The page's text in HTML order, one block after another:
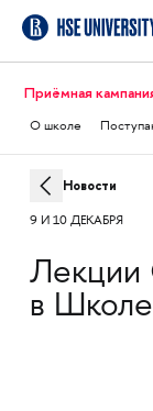
Приёмная
О школе
Новости
9 И 10 ДЕКАБРЯ
Лекции
в